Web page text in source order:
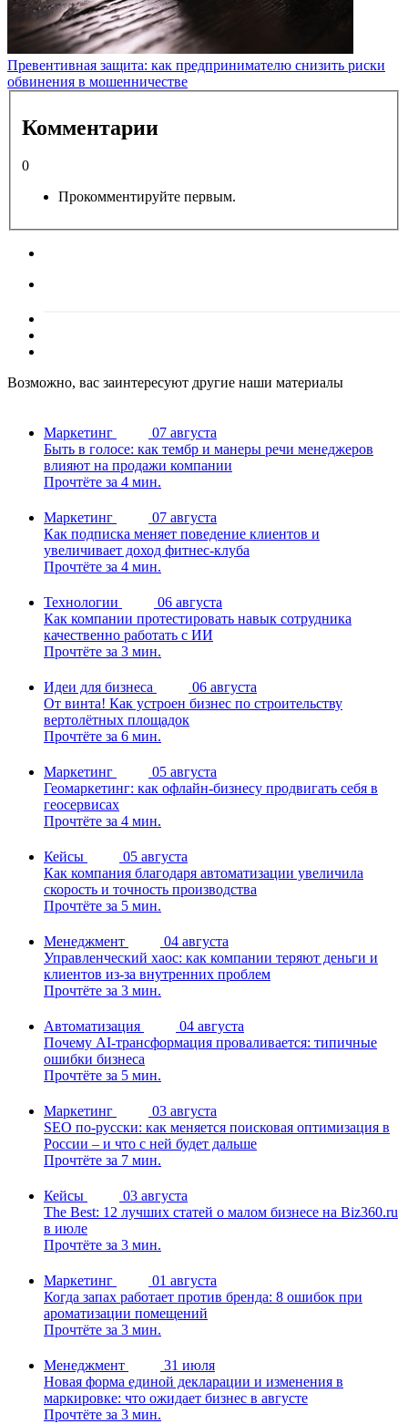
Превентивная защита: как предпринимателю снизить риски
обвинения в мошенничестве
Комментарии
0
Прокомментируйте первым.
Возможно, вас заинтересуют другие наши материалы
Маркетинг
07 августа
Быть в голосе: как тембр и манеры речи менеджеров
влияют на продажи компании
Прочтёте за 4 мин.
Маркетинг
07 августа
Как подписка меняет поведение клиентов и
увеличивает доход фитнес-клуба
Прочтёте за 4 мин.
Технологии
06 августа
Как компании протестировать навык сотрудника
качественно работать с ИИ
Прочтёте за 3 мин.
Идеи для бизнеса
06 августа
От винта! Как устроен бизнес по строительству
вертолётных площадок
Прочтёте за 6 мин.
Маркетинг
05 августа
Геомаркетинг: как офлайн-бизнесу продвигать себя в
геосервисах
Прочтёте за 4 мин.
Кейсы
05 августа
Как компания благодаря автоматизации увеличила
скорость и точность производства
Прочтёте за 5 мин.
Менеджмент
04 августа
Управленческий хаос: как компании теряют деньги и
клиентов из-за внутренних проблем
Прочтёте за 3 мин.
Автоматизация
04 августа
Почему AI-трансформация проваливается: типичные
ошибки бизнеса
Прочтёте за 5 мин.
Маркетинг
03 августа
SEO по-русски: как меняется поисковая оптимизация в
России – и что с ней будет дальше
Прочтёте за 7 мин.
Кейсы
03 августа
The Best: 12 лучших статей о малом бизнесе на Biz360.ru
в июле
Прочтёте за 3 мин.
Маркетинг
01 августа
Когда запах работает против бренда: 8 ошибок при
ароматизации помещений
Прочтёте за 3 мин.
Менеджмент
31 июля
Новая форма единой декларации и изменения в
маркировке: что ожидает бизнес в августе
Прочтёте за 3 мин.